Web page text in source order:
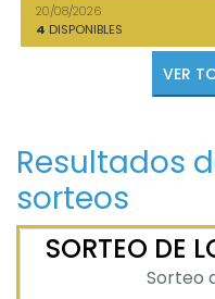
20/08/2026
4 DISPONIBLES
Resultados
sorteos
SORTEO DE
Sorteo